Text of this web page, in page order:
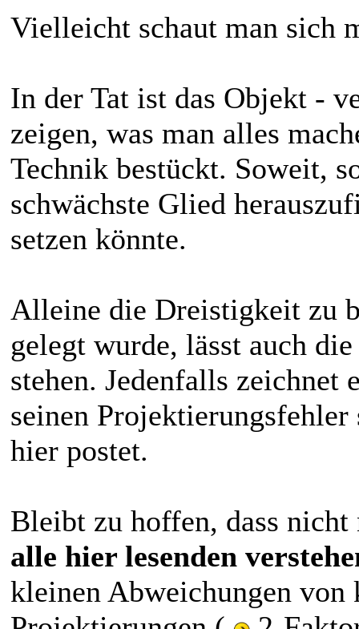
Vielleicht schaut man sich
In der Tat ist das Objekt -
zeigen, was man alles
Technik bestückt. Soweit,
schwächste Glied
setzen könnte.
Alleine die Dreistigkeit zu
gelegt wurde, lässt auch
stehen. Jedenfalls zeichnet
seinen
hier postet.
Bleibt zu hoffen, dass
alle hier lesenden
kleinen Abweichungen von